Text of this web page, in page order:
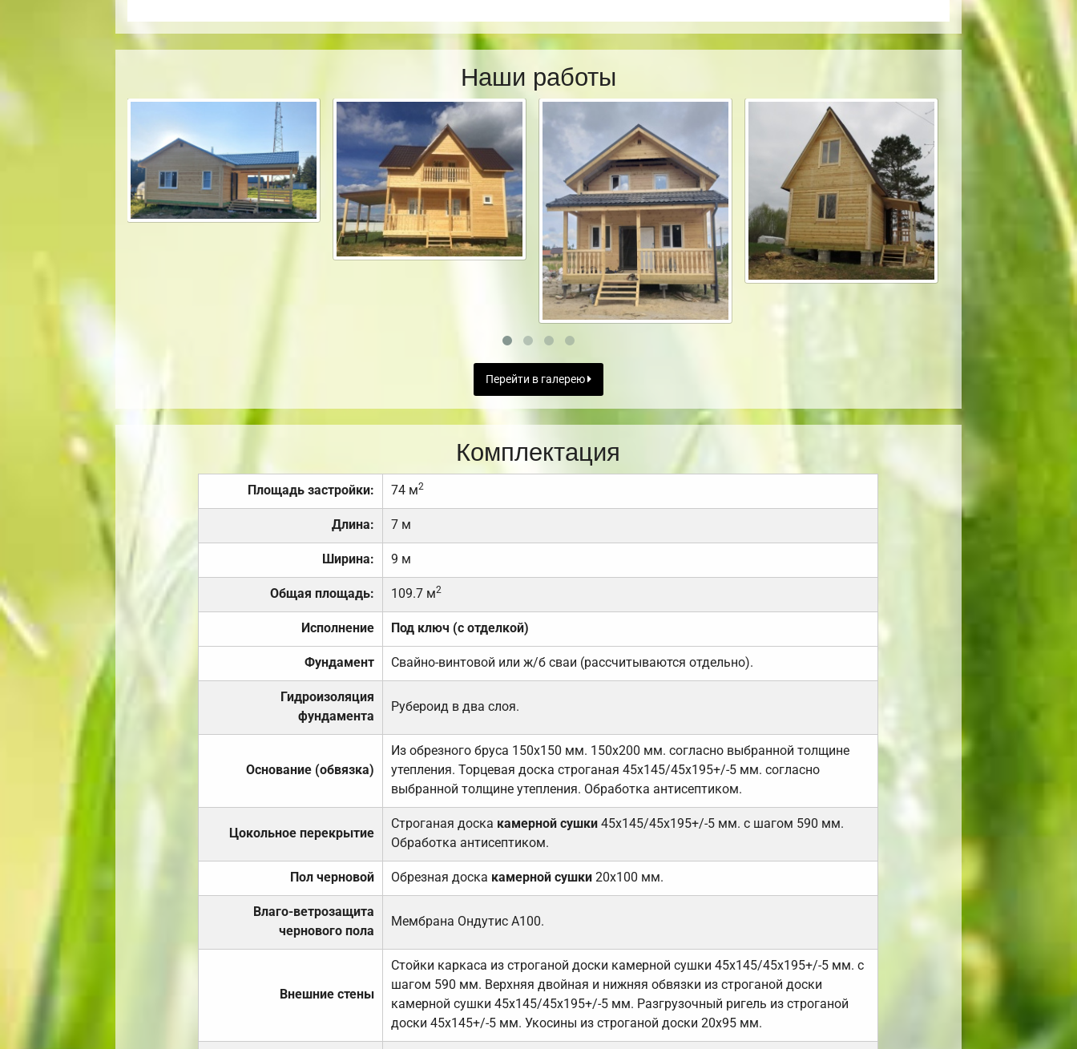
Наши работы
Перейти в галерею
Комплектация
Площадь застройки: 74 м2
Длина: 7 м
Ширина: 9 м
Общая площадь: 109.7 м2
Исполнение Под ключ (с отделкой)
Фундамент Свайно-винтовой или ж/б сваи (рассчитываются отдельно).
Гидроизоляция
фундамента
Рубероид в два слоя.
Основание (обвязка)
Из обрезного бруса 150х150 мм. 150х200 мм. согласно выбранной толщине
утепления. Торцевая доска строганая 45х145/45х195+/-5 мм. согласно
выбранной толщине утепления. Обработка антисептиком.
Цокольное перекрытие
Строганая доска камерной сушки 45х145/45х195+/-5 мм. с шагом 590 мм.
Обработка антисептиком.
Пол черновой Обрезная доска камерной сушки20х100 мм.
Влаго-ветрозащита
чернового пола
Мембрана Ондутис А100.
Внешние стены
Стойки каркаса из строганой доски камерной сушки 45х145/45х195+/-5 мм. с
шагом 590 мм. Верхняя двойная и нижняя обвязки из строганой доски
камерной сушки 45х145/45х195+/-5 мм. Разгрузочный ригель из строганой
доски 45х145+/-5 мм. Укосины из строганой доски 20х95 мм.